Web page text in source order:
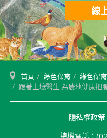
線
首頁 綠色保育
綠色保
跟著土壤醫生 為農地健康把
隱私權政策｜
總機電話：